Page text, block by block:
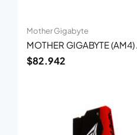
Mother Gigabyte
MOTHER GIGABYTE
$82.942